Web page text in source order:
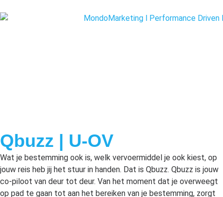
Qbuzz | U-OV
Wat je bestemming ook is, welk vervoermiddel je ook kiest, op
jouw reis heb jij het stuur in handen. Dat is Qbuzz. Qbuzz is jouw
co-piloot van deur tot deur. Van het moment dat je overweegt
op pad te gaan tot aan het bereiken van je bestemming, zorgt